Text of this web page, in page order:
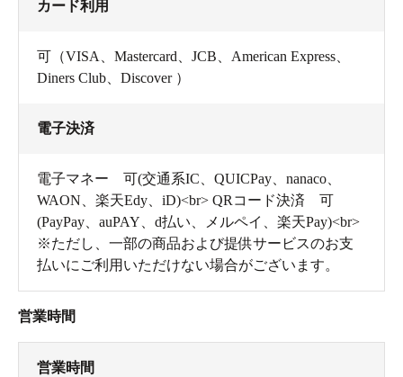
12種類のお風呂とサウナ。天然温泉のお風呂も！
ロッカーは男女それぞれ500ずつと豊富な数。
洗い場も広々としていて、Refaのシャワーが使える洗い
場もありテンションが上がりました。人が多い時も気が
ねなく洗い場が使えそうです。
カード利用
可（VISA、Mastercard、JCB、American Express、
Diners Club、Discover ）
電子決済
電子マネー 可(交通系IC、QUICPay、nanaco、
WAON、楽天Edy、iD)<br> QRコード決済 可
(PayPay、auPAY、d払い、メルペイ、楽天Pay)<br>
※ただし、一部の商品および提供サービスのお支
払いにご利用いただけない場合がございます。
営業時間
営業時間